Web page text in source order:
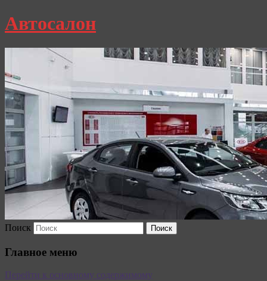
Автосалон
Поиск
Главное меню
Перейти к основному содержимому